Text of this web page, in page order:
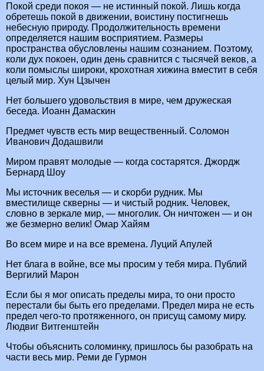
Покой среди покоя — не истинный покой. Лишь когда
обретешь покой в движении, воистину постигнешь
небесную природу. Продолжительность времени
определяется нашим восприятием. Размеры
пространства обусловлены нашим сознанием. Поэтому,
коли дух покоен, один день сравнится с тысячей веков, а
коли помыслы широки, крохотная хижина вместит в себя
целый мир. Хун Цзычен
Нет большего удовольствия в мире, чем дружеская
беседа. Иоанн Дамаскин
Предмет чувств есть мир вещественный. Соломон
Иванович Додашвили
Миром правят молодые — когда состарятся. Джордж
Бернард Шоу
Мы источник веселья — и скорби рудник. Мы
вместилище скверны — и чистый родник. Человек,
словно в зеркале мир, — многолик. Он ничтожен — и он
же безмерно велик! Омар Хайям
Во всем мире и на все времена. Луций Апулей
Нет блага в войне, все мы просим у тебя мира. Публий
Вергилий Марон
Если бы я мог описать пределы мира, то они просто
перестали бы быть его пределами. Предел мира не есть
предел чего-то протяженного, он присущ самому миру.
Людвиг Витгенштейн
Чтобы объяснить соломинку, пришлось бы разобрать на
части весь мир. Реми де Гурмон